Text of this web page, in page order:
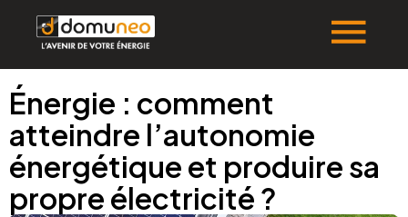
Énergie : comment
atteindre l’autonomie
énergétique et produire sa
propre électricité ?